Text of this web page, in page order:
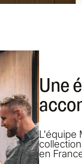
Une
L'équipe
en